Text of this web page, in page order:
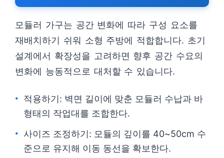
모듈러 가구는 공간 변화에 따라 구성 요소를
재배치하기 쉬워 소형 주방에 적합합니다. 초기
설계에서 확장성을 고려하면 향후 공간 수요의
변화에 능동적으로 대처할 수 있습니다.
적용하기: 벽면 길이에 맞춘 모듈러 수납과 바
형태의 작업대를 조합한다.
사이즈 조정하기: 모듈의 깊이를 40~50cm 수
준으로 유지해 이동 동선을 확보한다.